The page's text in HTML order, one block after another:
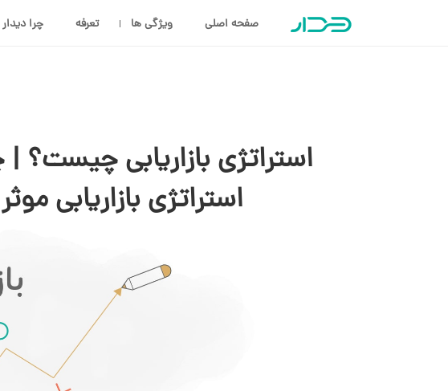
صفحه اصلی ویژگی ها تعرفه چرا دیدار
استراتژی بازاریابی چیست؟
استراتژی بازاریابی